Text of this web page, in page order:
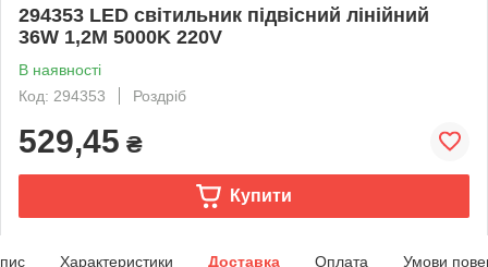
294353 LED cвітильник підвісний лінійний
36W 1,2М 5000K 220V
В наявності
Код: 294353
Роздріб
529,45 ₴
Купити
Характеристики Доставка Оплата Умови